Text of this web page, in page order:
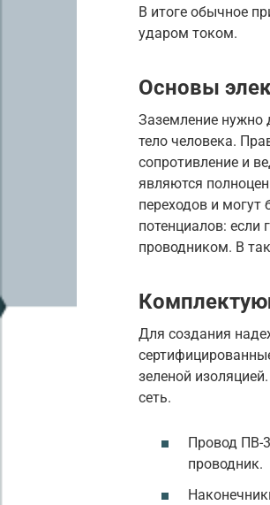
В итоге обычное
ударом током.
Основы
Заземление нужно
тело человека.
сопротивление и
являются
переходов и могут
потенциалов: если
проводником. В
Для создания
зеленой
сеть.
Провод ПВ-
проводник.